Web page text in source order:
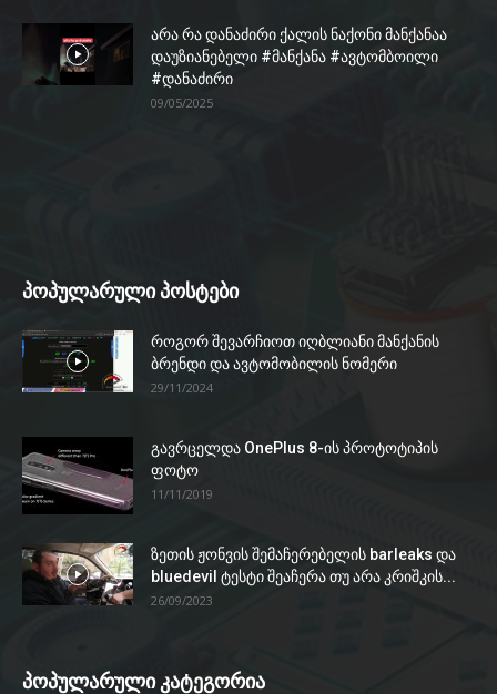
არა რა დანაძირი ქალის ნაქონი მანქანაა
დაუზიანებელი #მანქანა #ავტომბოილი
#დანაძირი
09/05/2025
პოპულარული პოსტები
როგორ შევარჩიოთ იღბლიანი მანქანის
ბრენდი და ავტომობილის ნომერი
29/11/2024
გავრცელდა OnePlus 8-ის პროტოტიპის
ფოტო
11/11/2019
ზეთის ჟონვის შემაჩერებელის barleaks და
bluedevil ტესტი შეაჩერა თუ არა კრიშკის...
26/09/2023
პოპულარული კატეგორია